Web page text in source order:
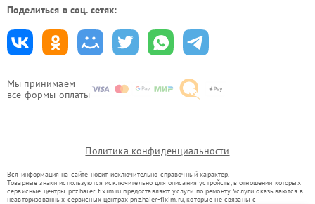
Мы принимаем
все формы оплаты
Поделиться в соц. сетях:
Политика конфиденциальности
Вся информация на сайте носит исключительно справочный характер.
Товарные знаки используются исключительно для описания устройств, в отношении которых
сервисные центры pnz.haier-fixim.ru предоставляют услуги по ремонту. Услуги оказываются в
неавторизованных сервисных центрах pnz.haier-fixim.ru, которые не связаны с